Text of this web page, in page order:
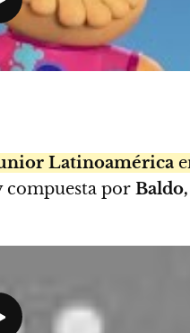
Latinoamérica
compuesta por